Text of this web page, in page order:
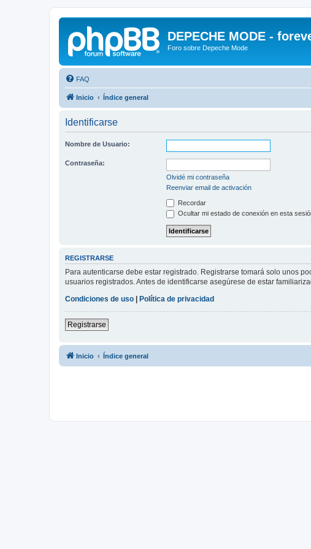
DEPECHE MODE -
Foro sobre Depeche Mode
FAQ
Inicio Índice general
Identificarse
Nombre de Usuario:
Contraseña:
Olvidé mi contraseña
Reenviar email de activación
Recordar
Ocultar mi estado de conexión en esta
REGISTRARSE
Para autenticarse debe estar registrado. Registrarse tomará solo unos
usuarios registrados. Antes de identificarse asegúrese de estar
Condiciones de uso
Política de privacidad
Registrarse
Inicio Índice general